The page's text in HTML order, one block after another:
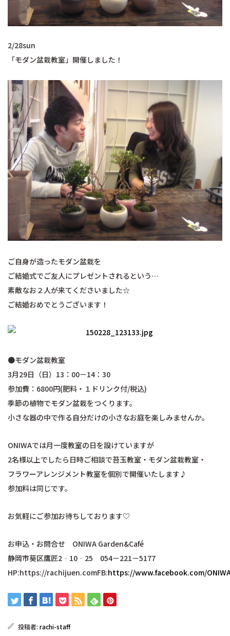
2/28sun
「モダン盆栽教室」開催しました！
ご自身が造ったモダン盆栽を
ご結婚式でご友人にプレゼントされるという…
素敵なお２人が来てくださいました☆
ご結婚おめでとうございます！
●モダン盆栽教室
3月29日（日）13：00－14：30
参加費：6800円(肥料・１ドリンク付/税込)
季節の植物でモダン盆栽をつくります。
小さな器の中で作る自分だけの小さなお庭を楽しみませんか。
ONIWAでは月一度教室の日を設けていますが
2名様以上でしたら日時ご相談で苔玉教室・モダン盆栽教室・
フラワーアレンジメント教室を個別で開催いたします♪
参加料は同じです。
お気軽にご参加お待ちしております♡
お申込・お問合せ ONIWA Garden&Café
静岡市葵区鷹匠2‐10‐25 054－221－5177
HP:https://rachijuen.comFB:https://www.facebook.com/
投稿者: rachi-staff